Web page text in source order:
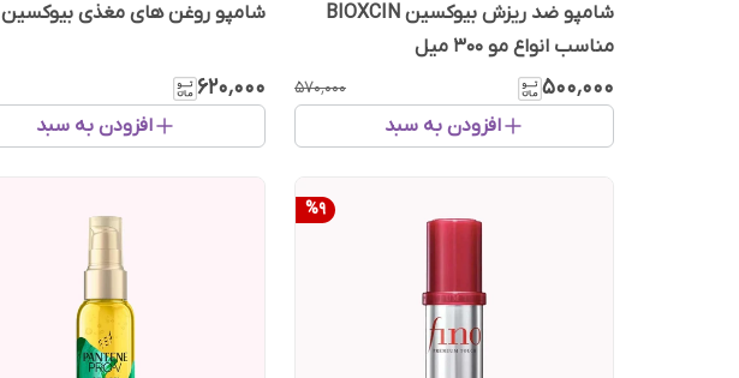
شامپو ضد ریزش بیوکسین BIOXCIN
مناسب انواع مو 300 میل
۵۰۰٬۰۰۰ ۵۷۰٬۰۰۰
افزودن به سبد
شامپو روغن های مغذی بیوکسین
۶۲۰٬۰۰۰
افزودن به سبد
%9